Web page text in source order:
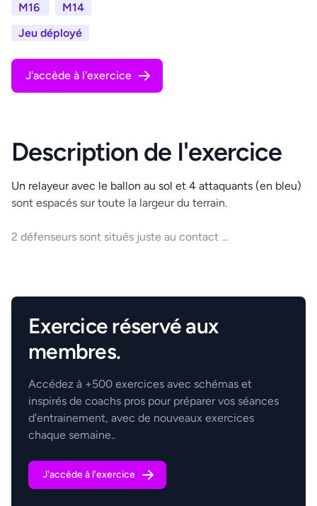
M16
M14
Jeu déployé
J'accède à l'exercice
Description de l'exercice
Un relayeur avec le ballon au sol et 4 attaquants (en bleu)
sont espacés sur toute la largeur du terrain.
2 défenseurs sont situés juste au contact ...
Exercice réservé aux
membres.
Accédez à +500 exercices avec schémas et
inspirés de coachs pros pour préparer vos séances
d'entrainement, avec de nouveaux exercices
chaque semaine..
J'accède à l'exercice